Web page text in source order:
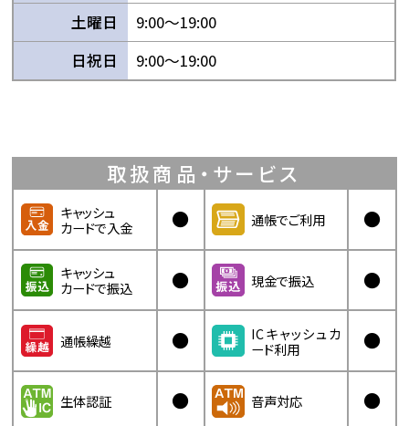
土曜日
9:00〜19:00
日祝日
9:00〜19:00
取扱商品・サービス
キャッシュ
カードで入金
● 通帳でご利用 ●
キャッシュ
カードで振込
● 現金で振込 ●
通帳繰越 ●
ICキャッシュカ
ード利用
●
生体認証 ● 音声対応 ●